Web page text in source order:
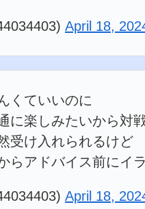
April 18,
くていいのに
に楽しみたいから対
受け入れられるけど
らアドバイス前にイ
April 18,